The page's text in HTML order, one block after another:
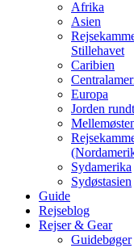
Afrika
Asien
Stillehavet
Caribien
Europa
Jorden rundt
Sydamerika
Sydøstasien
Guide
Rejseblog
Rejser & Gear
Guidebøger